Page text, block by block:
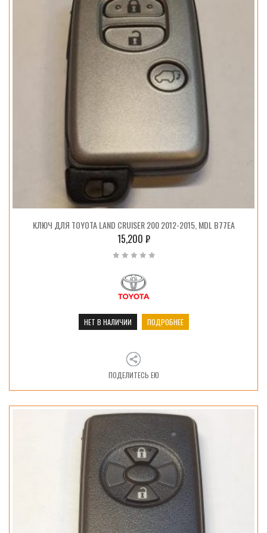
КЛЮЧ ДЛЯ TOYOTA LAND CRUISER 200 2012-2015, MDL B77EA
15,200 ₽
НЕТ В НАЛИЧИИ ПОДРОБНЕЕ
ПОДЕЛИТЕСЬ ЕЮ